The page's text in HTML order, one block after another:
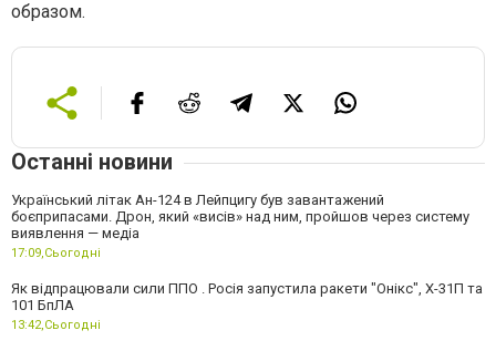
образом.
Останні новини
Український літак Ан-124 в Лейпцигу був завантажений
боєприпасами. Дрон, який «висів» над ним, пройшов через систему
виявлення — медіа
17:09,Сьогодні
Як відпрацювали сили ППО . Росія запустила ракети "Онікс", Х-31П та
101 БпЛА
13:42,Сьогодні